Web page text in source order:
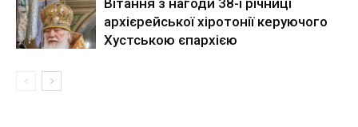
архієрейської хіротонії керуючого
Хустською єпархією